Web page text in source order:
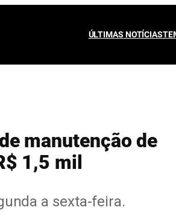
ÚLTIMAS NOTÍCIAS
manutenção de
1,5 mil
a sexta-feira.